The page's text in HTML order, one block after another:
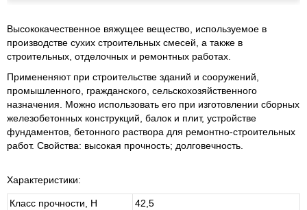
Высококачественное вяжущее вещество, используемое в
производстве сухих строительных смесей, а также в
строительных, отделочных и ремонтных работах.
Примененяют при строительстве зданий и сооружений,
промышленного, гражданского, сельскохозяйственного
назначения. Можно использовать его при изготовлении сборных
железобетонных конструкций, балок и плит, устройстве
фундаментов, бетонного раствора для ремонтно-строительных
работ. Свойства: высокая прочность; долговечность.
Характеристики:
Класс прочности, Н 42,5